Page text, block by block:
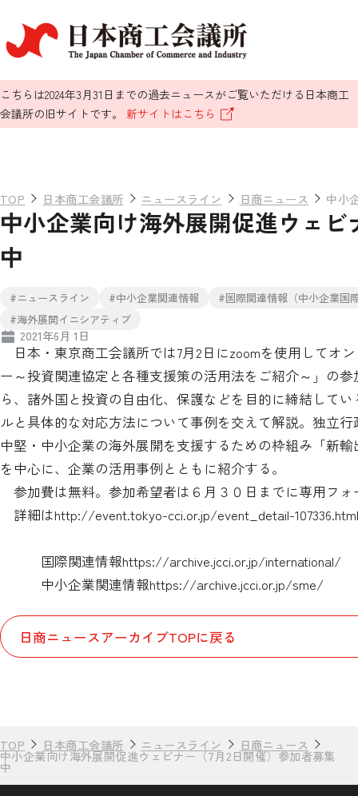
こちらは2024年3月31日までの過去ニュースがご覧いただける日本商工
会議所の旧サイトです。 新サイトはこちら
TOP 日本商工会議所 ニュースライン 日商ニュース 中小
中小企業向け海外展開促進ウェ
中
#ニュースライン #中小企業関連情報
#国際関連情報（中小企業国
#海外展開イニシアティブ
2021年6月 1日
日本・東京商工会議所では7月2日にzoomを使用してオ
ー～投資関連協定と各種支援策の活用法をご紹介～」の
ら、諸外国と投資の自由化、保護などを目的に締結して
ルと具体的な対応方法について事例を交えて解説。独立
中堅・中小企業の海外展開を支援するための枠組み「新
を中心に、企業の活用事例とともに紹介する。
参加費は無料。参加希望者は６月３０日までに専用フ
詳細はhttp://event.tokyo-cci.or.jp/event_detail-107336.html
国際関連情報https://archive.jcci.or.jp/international/
中小企業関連情報https://archive.jcci.or.jp/sme/
日商ニュースアーカイブTOPに戻る
TOP 日本商工会議所 ニュースライン 日商ニュース
中小企業向け海外展開促進ウェビナー（7月2日開催）参加者募集
中